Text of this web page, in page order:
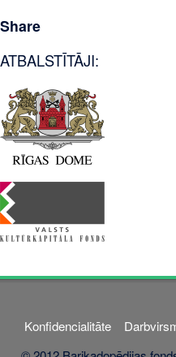
Share
ATBALSTĪTĀJI:
Konfidencialitāte